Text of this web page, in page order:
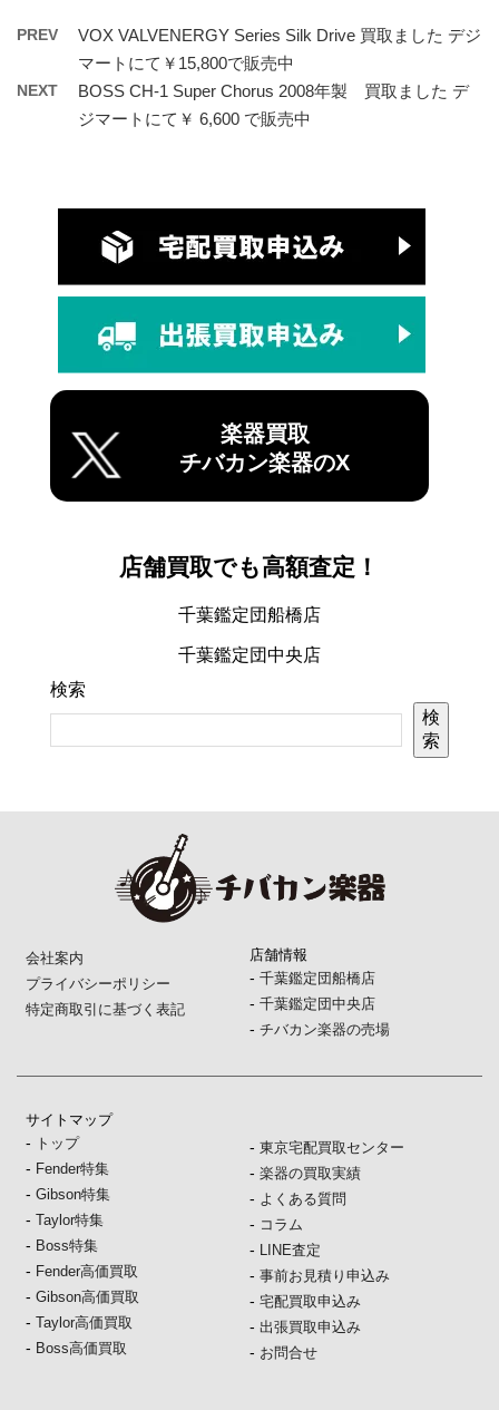
PREV
VOX VALVENERGY Series Silk Drive 買取ました デジ
マートにて￥15,800で販売中
NEXT
BOSS CH-1 Super Chorus 2008年製 買取ました デ
ジマートにて￥ 6,600 で販売中
楽器買取
チバカン楽器のX
店舗買取でも高額査定！
千葉鑑定団船橋店
千葉鑑定団中央店
検索
検
索
会社案内
プライバシーポリシー
特定商取引に基づく表記
店舗情報
- 千葉鑑定団船橋店
- 千葉鑑定団中央店
- チバカン楽器の売場
サイトマップ
- トップ
- Fender特集
-Gibson特集
-Taylor特集
- Boss特集
- Fender高価買取
-Gibson高価買取
-Taylor高価買取
- Boss高価買取
- 東京宅配買取センター
- 楽器の買取実績
- よくある質問
- コラム
- LINE査定
- 事前お見積り申込み
- 宅配買取申込み
- 出張買取申込み
- お問合せ